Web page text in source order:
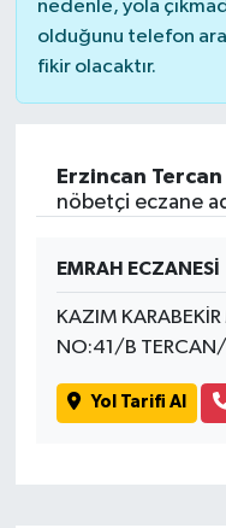
nedenle, yola
olduğunu telefon
fikir olacaktır.
Erzincan Tercan
nöbetçi eczane
EMRAH ECZANESİ
KAZIM
NO:41/B
Yol Tarifi Al